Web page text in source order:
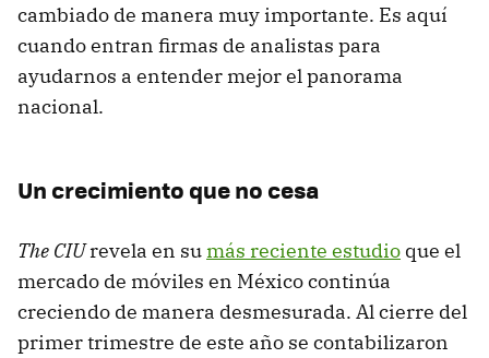
cambiado de manera muy importante. Es aquí
cuando entran firmas de analistas para
ayudarnos a entender mejor el panorama
nacional.
Un crecimiento que no cesa
The CIUrevela en sumás reciente estudio que el
mercado de móviles en México continúa
creciendo de manera desmesurada. Al cierre del
primer trimestre de este año se contabilizaron